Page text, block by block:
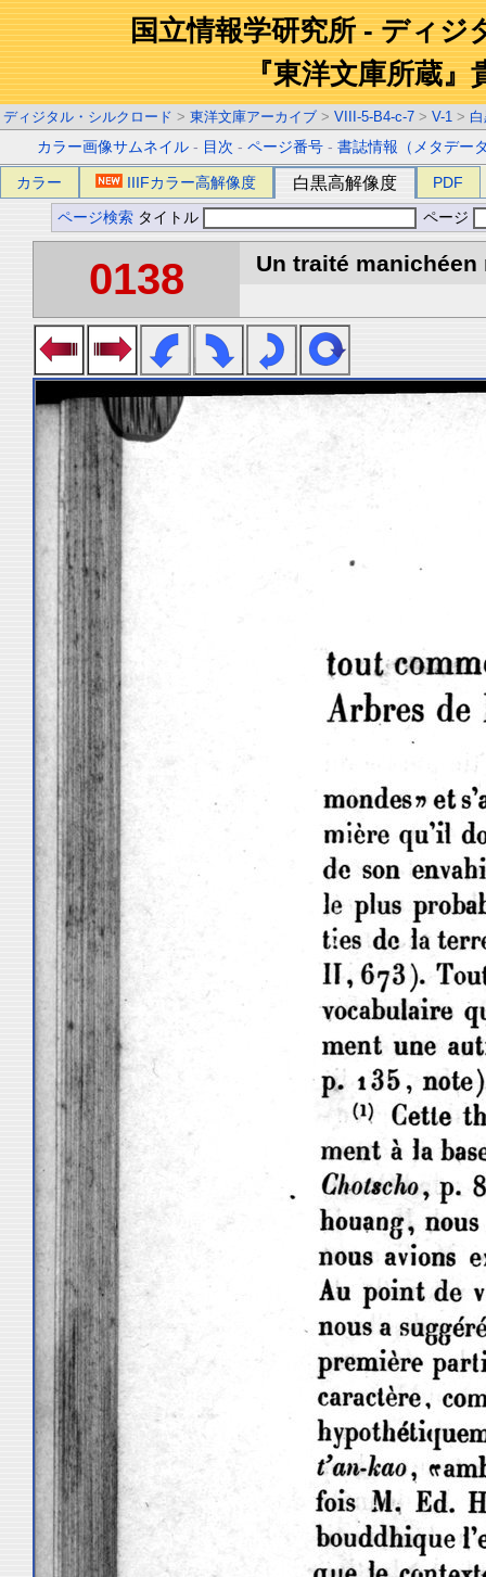
国立情報学研究所 - ディジ
『東洋文庫所蔵』
ディジタル・シルクロード > 東洋文庫アーカイブ > VIII-5-B4-c-7 > V-1 >
カラー画像サムネイル - 目次 -ページ番号 -書誌情報（メタデー
カラー IIIFカラー高解像度 白黒高解像度 PDF
ページ検索 タイトル ページ
0138 Un traité